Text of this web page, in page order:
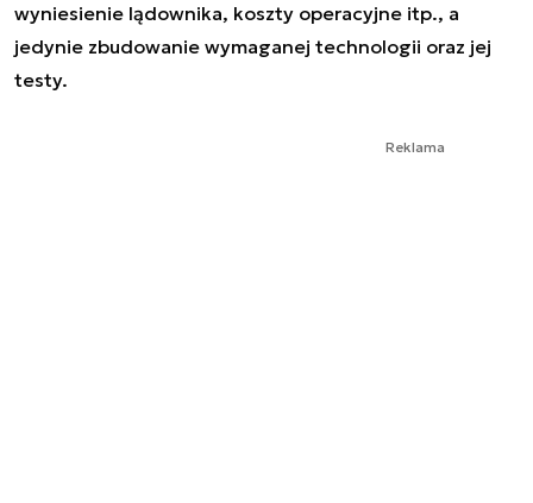
wyniesienie lądownika, koszty operacyjne itp., a
jedynie zbudowanie wymaganej technologii oraz jej
testy.
Reklama